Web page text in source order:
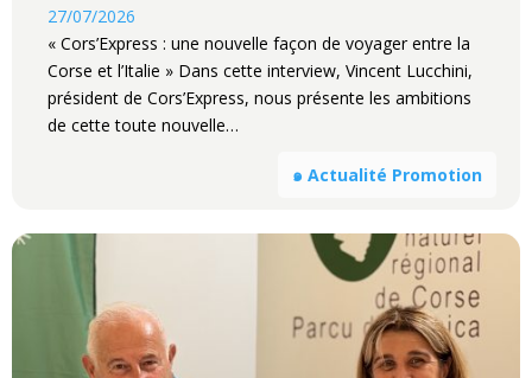
27/07/2026
« Cors’Express : une nouvelle façon de voyager entre la
Corse et l’Italie » Dans cette interview, Vincent Lucchini,
président de Cors’Express, nous présente les ambitions
de cette toute nouvelle…
๑ Actualité Promotion